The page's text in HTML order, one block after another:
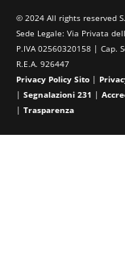
© 2024 All rights reserved
Sede Legale: Via Privata
P.IVA 02560320158 | Cap.
R.E.A. 926447
Privacy Policy Sito |
| Segnalazioni 231 |
| Trasparenza